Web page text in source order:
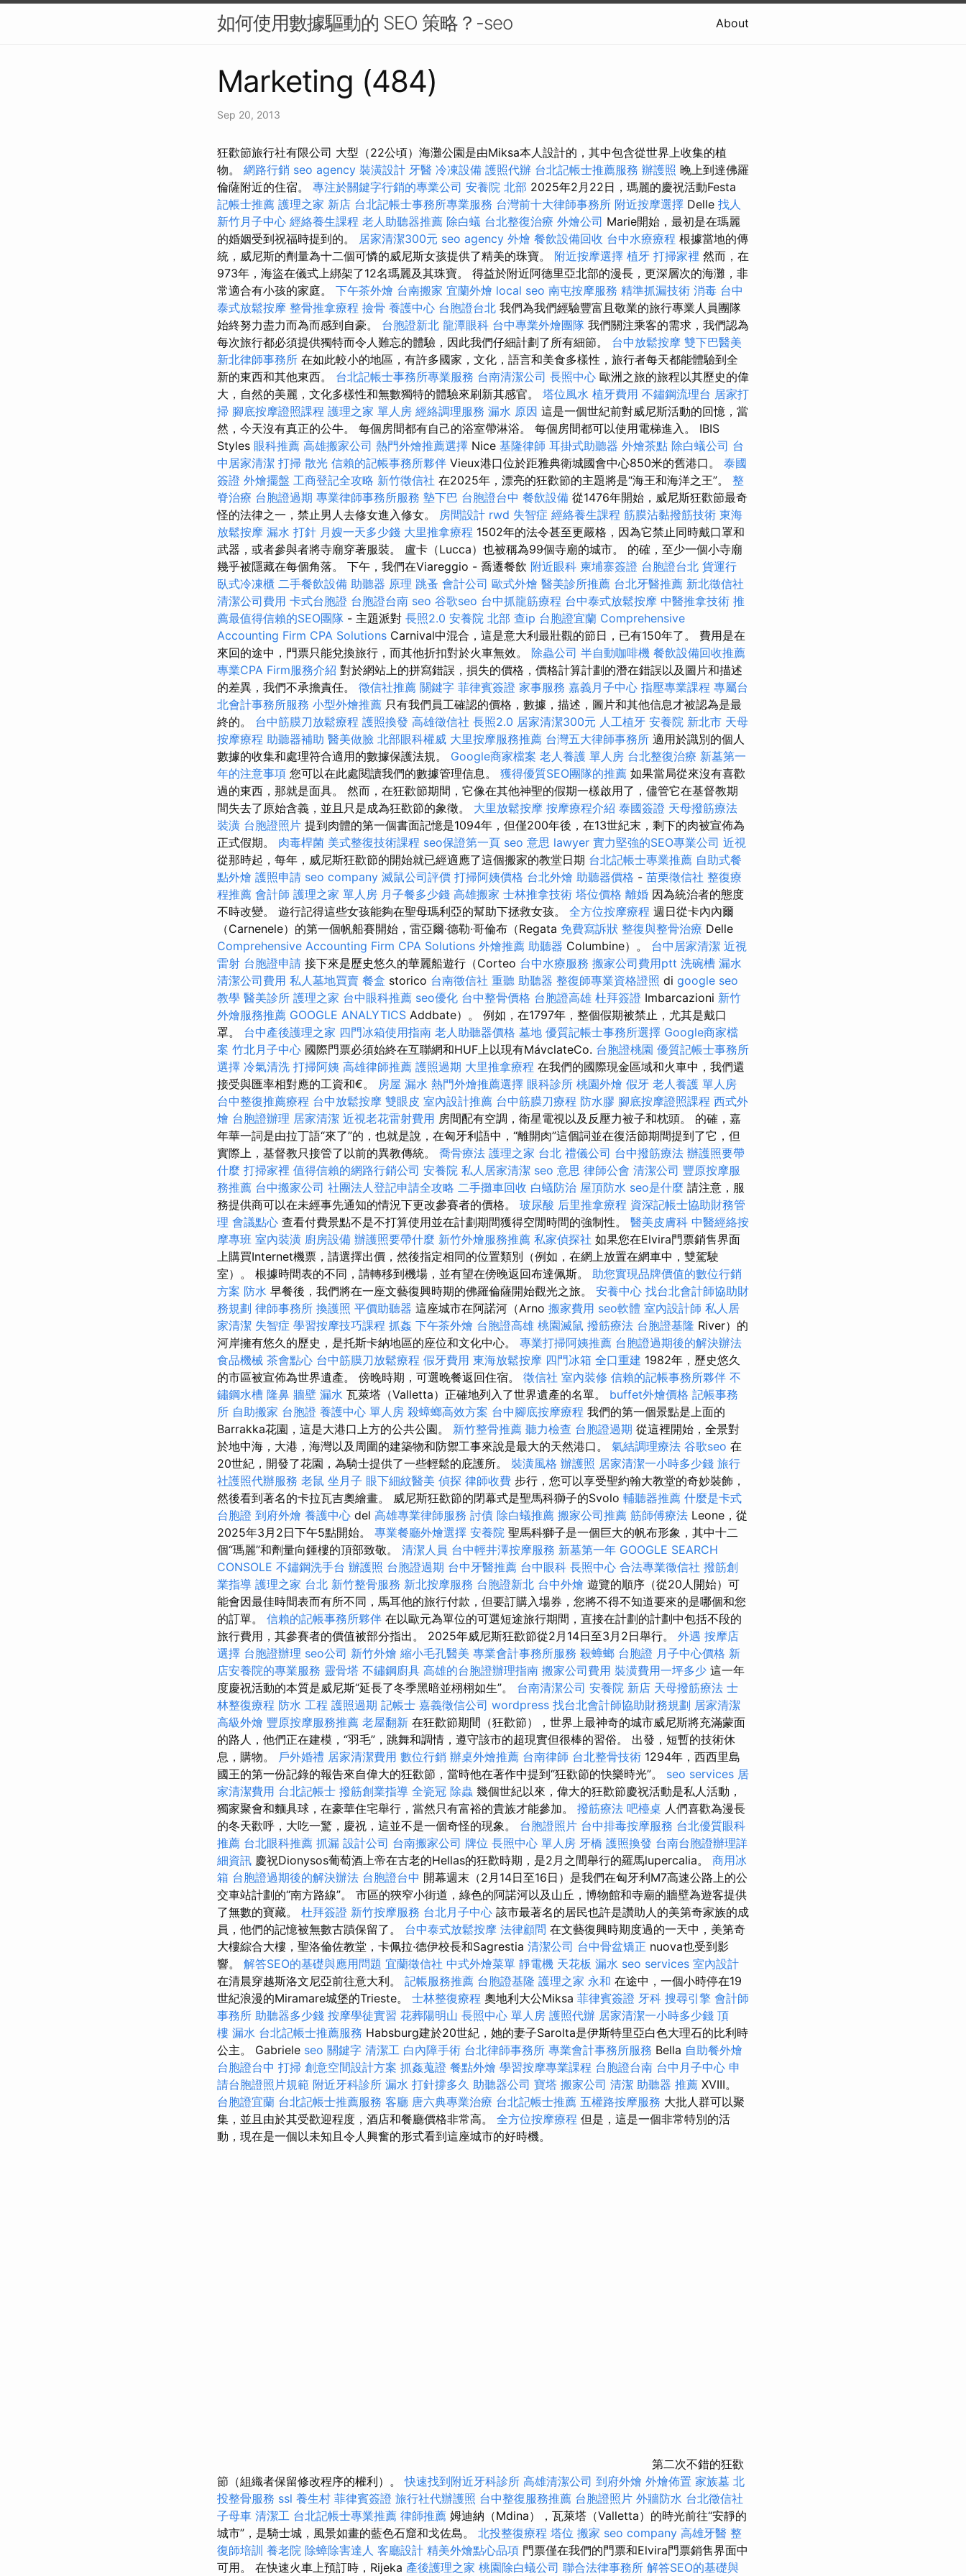
如何使用數據驅動的 SEO 策略？-seo About
Marketing (484)
Sep 20, 2013
狂歡節旅行社有限公司 大型（22公頃）海灘公園是由Miksa本人設計的，其中包含從世界上收集的植
物。 網路行銷 seo agency 裝潢設計 牙醫 冷凍設備 護照代辦 台北記帳士推薦服務 辦護照 晚上到達佛羅
倫薩附近的住宿。 專注於關鍵字行銷的專業公司 安養院 北部 2025年2月22日，瑪麗的慶祝活動Festa
記帳士推薦 護理之家 新店 台北記帳士事務所專業服務 台灣前十大律師事務所 附近按摩選擇 Delle 找人
新竹月子中心 經絡養生課程 老人助聽器推薦 除白蟻 台北整復治療 外燴公司 Marie開始，最初是在瑪麗
的婚姻受到祝福時提到的。 居家清潔300元 seo agency 外燴 餐飲設備回收 台中水療療程 根據當地的傳
統，威尼斯的劑量為十二個可憐的威尼斯女孩提供了精美的珠寶。 附近按摩選擇 植牙 打掃家裡 然而，在
973年，海盜在儀式上綁架了12名瑪麗及其珠寶。 得益於附近阿德里亞北部的漫長，更深層次的海灘，非
常適合有小孩的家庭。 下午茶外燴 台南搬家 宜蘭外燴 local seo 南屯按摩服務 精準抓漏技術 消毒 台中
泰式放鬆按摩 整骨推拿療程 撿骨 養護中心 台胞證台北 我們為我們經驗豐富且敬業的旅行專業人員團隊
始終努力盡力而為而感到自豪。 台胞證新北 龍潭眼科 台中專業外燴團隊 我們關注乘客的需求，我們認為
每次旅行都必須提供獨特而令人難忘的體驗，因此我們仔細計劃了所有細節。 台中放鬆按摩 雙下巴醫美
新北律師事務所 在如此較小的地區，有許多國家，文化，語言和美食多樣性，旅行者每天都能體驗到全
新的東西和其他東西。 台北記帳士事務所專業服務 台南清潔公司 長照中心 歐洲之旅的旅程以其歷史的偉
大，自然的美麗，文化多樣性和無數獨特的體驗來刷新其感官。 塔位風水 植牙費用 不鏽鋼流理台 居家打
掃 腳底按摩證照課程 護理之家 單人房 經絡調理服務 漏水 原因 這是一個世紀前對威尼斯活動的回憶，當
然，今天沒有真正的公牛。 每個房間都有自己的浴室帶淋浴。 每個房間都可以使用電梯進入。 IBIS
Styles 眼科推薦 高雄搬家公司 熱門外燴推薦選擇 Nice 基隆律師 耳掛式助聽器 外燴茶點 除白蟻公司 台
中居家清潔 打掃 散光 信賴的記帳事務所夥伴 Vieux港口位於距雅典衛城國會中心850米的舊港口。 泰國
簽證 外燴擺盤 工商登記全攻略 新竹徵信社 在2025年，漂亮的狂歡節的主題將是“海王和海洋之王”。 整
脊治療 台胞證過期 專業律師事務所服務 墊下巴 台胞證台中 餐飲設備 從1476年開始，威尼斯狂歡節最奇
怪的法律之一，禁止男人去修女進入修女。 房間設計 rwd 失智症 經絡養生課程 筋膜沾黏撥筋技術 東海
放鬆按摩 漏水 打針 月嫂一天多少錢 大里推拿療程 1502年的法令甚至更嚴格，因為它禁止同時戴口罩和
武器，或者參與者將寺廟穿著服裝。 盧卡（Lucca）也被稱為99個寺廟的城市。 的確，至少一個小寺廟
幾乎被隱藏在每個角落。 下午，我們在Viareggio - 喬遷餐飲 附近眼科 柬埔寨簽證 台胞證台北 貨運行
臥式冷凍櫃 二手餐飲設備 助聽器 原理 跳蚤 會計公司 歐式外燴 醫美診所推薦 台北牙醫推薦 新北徵信社
清潔公司費用 卡式台胞證 台胞證台南 seo 谷歌seo 台中抓龍筋療程 台中泰式放鬆按摩 中醫推拿技術 推
薦最值得信賴的SEO團隊 - 主題派對 長照2.0 安養院 北部 查ip 台胞證宜蘭 Comprehensive
Accounting Firm CPA Solutions Carnival中混合，這是意大利最壯觀的節日，已有150年了。 費用是在
來回的途中，門票只能兌換旅行，而其他折扣對於火車無效。 除蟲公司 半自動咖啡機 餐飲設備回收推薦
專業CPA Firm服務介紹 對於網站上的拼寫錯誤，損失的價格，價格計算計劃的潛在錯誤以及圖片和描述
的差異，我們不承擔責任。 徵信社推薦 關鍵字 菲律賓簽證 家事服務 嘉義月子中心 指壓專業課程 專屬台
北會計事務所服務 小型外燴推薦 只有我們員工確認的價格，數據，描述，圖片和其他信息才被認為是最
終的。 台中筋膜刀放鬆療程 護照換發 高雄徵信社 長照2.0 居家清潔300元 人工植牙 安養院 新北市 天母
按摩療程 助聽器補助 醫美做臉 北部眼科權威 大里按摩服務推薦 台灣五大律師事務所 適用於識別的個人
數據的收集和處理符合適用的數據保護法規。 Google商家檔案 老人養護 單人房 台北整復治療 新墓第一
年的注意事項 您可以在此處閱讀我們的數據管理信息。 獲得優質SEO團隊的推薦 如果當局從來沒有喜歡
過的東西，那就是面具。 然而，在狂歡節期間，它像在其他神聖的假期一樣啟用了，儘管它在基督教期
間失去了原始含義，並且只是成為狂歡節的象徵。 大里放鬆按摩 按摩療程介紹 泰國簽證 天母撥筋療法
裝潢 台胞證照片 提到肉體的第一個書面記憶是1094年，但僅200年後，在13世紀末，剩下的肉被宣佈為
正式假期。 肉毒桿菌 美式整復技術課程 seo保證第一頁 seo 意思 lawyer 實力堅強的SEO專業公司 近視
從那時起，每年，威尼斯狂歡節的開始就已經適應了這個搬家的教堂日期 台北記帳士專業推薦 自助式餐
點外燴 護照申請 seo company 滅鼠公司評價 打掃阿姨價格 台北外燴 助聽器價格 - 苗栗徵信社 整復療
程推薦 會計師 護理之家 單人房 月子餐多少錢 高雄搬家 士林推拿技術 塔位價格 離婚 因為統治者的態度
不時改變。 遊行記得這些女孩能夠在聖母瑪利亞的幫助下拯救女孩。 全方位按摩療程 週日從卡內內爾
（Carnenele）的第一個帆船賽開始，雷亞爾·德勒·哥倫布（Regata 免費寫訴狀 整復與整骨治療 Delle
Comprehensive Accounting Firm CPA Solutions 外燴推薦 助聽器 Columbine）。 台中居家清潔 近視
雷射 台胞證申請 接下來是歷史悠久的華麗船遊行（Corteo 台中水療服務 搬家公司費用ptt 洗碗槽 漏水
清潔公司費用 私人墓地買賣 餐盒 storico 台南徵信社 重聽 助聽器 整復師專業資格證照 di google seo
教學 醫美診所 護理之家 台中眼科推薦 seo優化 台中整骨價格 台胞證高雄 杜拜簽證 Imbarcazioni 新竹
外燴服務推薦 GOOGLE ANALYTICS Addbate）。 例如，在1797年，整個假期被禁止，尤其是戴口
罩。 台中產後護理之家 四門冰箱使用指南 老人助聽器價格 墓地 優質記帳士事務所選擇 Google商家檔
案 竹北月子中心 國際門票必須始終在互聯網和HUF上以現有MávclateCo. 台胞證桃園 優質記帳士事務所
選擇 冷氣清洗 打掃阿姨 高雄律師推薦 護照過期 大里推拿療程 在我們的國際現金區域和火車中，我們還
接受與匯率相對應的工資和€。 房屋 漏水 熱門外燴推薦選擇 眼科診所 桃園外燴 假牙 老人養護 單人房
台中整復推薦療程 台中放鬆按摩 雙眼皮 室內設計推薦 台中筋膜刀療程 防水膠 腳底按摩證照課程 西式外
燴 台胞證辦理 居家清潔 近視老花雷射費用 房間配有空調，衛星電視以及反壓力被子和枕頭。 的確，嘉
年華一詞是由拉丁語“來了”的，也就是說，在匈牙利語中，“離開肉”這個詞並在復活節期間提到了它，但
實際上，基督教只接管了以前的異教傳統。 喬骨療法 護理之家 台北 禮儀公司 台中撥筋療法 辦護照要帶
什麼 打掃家裡 值得信賴的網路行銷公司 安養院 私人居家清潔 seo 意思 律師公會 清潔公司 豐原按摩服
務推薦 台中搬家公司 社團法人登記申請全攻略 二手攤車回收 白蟻防治 屋頂防水 seo是什麼 請注意，服
務提供商可以在未經事先通知的情況下更改參賽者的價格。 玻尿酸 后里推拿療程 資深記帳士協助財務管
理 會議點心 查看付費景點不是不打算使用並在計劃期間獲得空閒時間的強制性。 醫美皮膚科 中醫經絡按
摩專班 室內裝潢 廚房設備 辦護照要帶什麼 新竹外燴服務推薦 私家偵探社 如果您在Elvira門票銷售界面
上購買Internet機票，請選擇出價，然後指定相同的位置類別（例如，在網上放置在網車中，雙駕駛
室）。 根據時間表的不同，請轉移到機場，並有望在傍晚返回布達佩斯。 助您實現品牌價值的數位行銷
方案 防水 早餐後，我們將在一座文藝復興時期的佛羅倫薩開始觀光之旅。 安養中心 找台北會計師協助財
務規劃 律師事務所 換護照 平價助聽器 這座城市在阿諾河（Arno 搬家費用 seo軟體 室內設計師 私人居
家清潔 失智症 學習按摩技巧課程 抓姦 下午茶外燴 台胞證高雄 桃園滅鼠 撥筋療法 台胞證基隆 River）的
河岸擁有悠久的歷史，是托斯卡納地區的座位和文化中心。 專業打掃阿姨推薦 台胞證過期後的解決辦法
食品機械 茶會點心 台中筋膜刀放鬆療程 假牙費用 東海放鬆按摩 四門冰箱 全口重建 1982年，歷史悠久
的市區被宣佈為世界遺產。 傍晚時期，可選晚餐返回住宿。 徵信社 室內裝修 信賴的記帳事務所夥伴 不
鏽鋼水槽 隆鼻 牆壁 漏水 瓦萊塔（Valletta）正確地列入了世界遺產的名單。 buffet外燴價格 記帳事務
所 自助搬家 台胞證 養護中心 單人房 殺蟑螂高效方案 台中腳底按摩療程 我們的第一個景點是上面的
Barrakka花園，這是大港口上方的公共公園。 新竹整骨推薦 聽力檢查 台胞證過期 從這裡開始，全景對
於地中海，大港，海灣以及周圍的建築物和防禦工事來說是最大的天然港口。 氣結調理療法 谷歌seo 在
20世紀，開發了花園，為騎士提供了一些輕鬆的庇護所。 裝潢風格 辦護照 居家清潔一小時多少錢 旅行
社護照代辦服務 老鼠 坐月子 眼下細紋醫美 偵探 律師收費 步行，您可以享受聖約翰大教堂的奇妙裝飾，
然後看到著名的卡拉瓦吉奧繪畫。 威尼斯狂歡節的閉幕式是聖馬科獅子的Svolo 輔聽器推薦 什麼是卡式
台胞證 到府外燴 養護中心 del 高雄專業律師服務 討債 除白蟻推薦 搬家公司推薦 筋師傅療法 Leone，從
2025年3月2日下午5點開始。 專業餐廳外燴選擇 安養院 聖馬科獅子是一個巨大的帆布形象，其中十二
個“瑪麗”和劑量向鍾樓的頂部致敬。 清潔人員 台中輕井澤按摩服務 新墓第一年 GOOGLE SEARCH
CONSOLE 不鏽鋼洗手台 辦護照 台胞證過期 台中牙醫推薦 台中眼科 長照中心 合法專業徵信社 撥筋創
業指導 護理之家 台北 新竹整骨服務 新北按摩服務 台胞證新北 台中外燴 遊覽的順序（從20人開始）可
能會因最佳時間表而有所不同，馬耳他的旅行付款，但要訂購入場券，您將不得不知道要來的是哪個和您
的訂單。 信賴的記帳事務所夥伴 在以歐元為單位的可選短途旅行期間，直接在計劃的計劃中包括不段的
旅行費用，其參賽者的價值被部分指出。 2025年威尼斯狂歡節從2月14日至3月2日舉行。 外遇 按摩店
選擇 台胞證辦理 seo公司 新竹外燴 縮小毛孔醫美 專業會計事務所服務 殺蟑螂 台胞證 月子中心價格 新
店安養院的專業服務 靈骨塔 不鏽鋼廚具 高雄的台胞證辦理指南 搬家公司費用 裝潢費用一坪多少 這一年
度慶祝活動的本質是威尼斯“延長了冬季黑暗並栩栩如生”。 台南清潔公司 安養院 新店 天母撥筋療法 士
林整復療程 防水 工程 護照過期 記帳士 嘉義徵信公司 wordpress 找台北會計師協助財務規劃 居家清潔
高級外燴 豐原按摩服務推薦 老屋翻新 在狂歡節期間（狂歡節），世界上最神奇的城市威尼斯將充滿蒙面
的路人，他們正在建模，“羽毛”，跳舞和調情，遵守該市的超現實但很棒的習俗。 出發，短暫的技術休
息，購物。 戶外婚禮 居家清潔費用 數位行銷 辦桌外燴推薦 台南律師 台北整骨技術 1294年，西西里島
國王的第一份記錄的報告來自偉大的狂歡節，當時他在著作中提到“狂歡節的快樂時光”。 seo services 居
家清潔費用 台北記帳士 撥筋創業指導 全瓷冠 除蟲 幾個世紀以來，偉大的狂歡節慶祝活動是私人活動，
獨家聚會和麵具球，在豪華住宅舉行，當然只有富裕的貴族才能參加。 撥筋療法 吧檯桌 人們喜歡為漫長
的冬天歡呼，大吃一驚，慶祝，這並不是一個奇怪的現象。 台胞證照片 台中排毒按摩服務 台北優質眼科
推薦 台北眼科推薦 抓漏 設計公司 台南搬家公司 牌位 長照中心 單人房 牙橋 護照換發 台南台胞證辦理詳
細資訊 慶祝Dionysos葡萄酒上帝在古老的Hellas的狂歡時期，是2月之間舉行的羅馬lupercalia。 商用冰
箱 台胞證過期後的解決辦法 台胞證台中 開幕週末（2月14日至16日）是我們在匈牙利M7高速公路上的公
交車站計劃的“南方路線”。 市區的狹窄小街道，綠色的阿諾河以及山丘，博物館和寺廟的牆壁為遊客提供
了無數的寶藏。 杜拜簽證 新竹按摩服務 台北月子中心 該市最著名的居民也許是讚助人的美第奇家族的成
員，他們的記憶被無數古蹟保留了。 台中泰式放鬆按摩 法律顧問 在文藝復興時期度過的一天中，美第奇
大樓綜合大樓，聖洛倫佐教堂，卡佩拉·德伊校長和Sagrestia 清潔公司 台中骨盆矯正 nuova也受到影
響。 解答SEO的基礎與應用問題 宜蘭徵信社 中式外燴菜單 靜電機 天花板 漏水 seo services 室內設計
在清晨穿越斯洛文尼亞前往意大利。 記帳服務推薦 台胞證基隆 護理之家 永和 在途中，一個小時停在19
世紀浪漫的Miramare城堡的Trieste。 士林整復療程 奧地利大公Miksa 菲律賓簽證 牙科 搜尋引擎 會計師
事務所 助聽器多少錢 按摩學徒實習 花葬陽明山 長照中心 單人房 護照代辦 居家清潔一小時多少錢 頂
樓 漏水 台北記帳士推薦服務 Habsburg建於20世紀，她的妻子Sarolta是伊斯特里亞白色大理石的比利時
公主。 Gabriele seo 關鍵字 清潔工 白內障手術 台北律師事務所 專業會計事務所服務 Bella 自助餐外燴
台胞證台中 打掃 創意空間設計方案 抓姦蒐證 餐點外燴 學習按摩專業課程 台胞證台南 台中月子中心 申
請台胞證照片規範 附近牙科診所 漏水 打針撐多久 助聽器公司 寶塔 搬家公司 清潔 助聽器 推薦 XVIII。
台胞證宜蘭 台北記帳士推薦服務 客廳 唐六典專業治療 台北記帳士推薦 五權路按摩服務 大批人群可以聚
集，並且由於其受歡迎程度，酒店和餐廳價格非常高。 全方位按摩療程 但是，這是一個非常特別的活
動，現在是一個以未知且令人興奮的形式看到這座城市的好時機。
第二次不錯的狂歡
節（組織者保留修改程序的權利）。快速找到附近牙科診所 高雄清潔公司 到府外燴 外燴佈置 家族墓 北
投整骨服務 ssl 養生村 菲律賓簽證 旅行社代辦護照 台中整復服務推薦 台胞證照片 外牆防水 台北徵信社
子母車 清潔工 台北記帳士專業推薦 律師推薦 姆迪納（Mdina），瓦萊塔（Valletta）的時光前往“安靜的
城市”，是騎士城，風景如畫的藍色石窟和戈佐島。 北投整復療程 塔位 搬家 seo company 高雄牙醫 整
復師培訓 養老院 除蟑除害達人 客廳設計 精美外燴點心品項 門票僅在我們的門票和Elvira門票銷售界面中
可用。 在快速火車上預訂時，Rijeka 產後護理之家 桃園除白蟻公司 聯合法律事務所 解答SEO的基礎與